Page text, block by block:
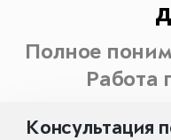
Полное
Работа
Консультация